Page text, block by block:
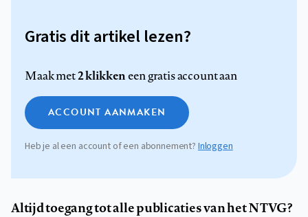
Gratis dit artikel lezen?
Maak met2 klikkeneen gratis account aan
ACCOUNT AANMAKEN
Heb je al een account of een abonnement? Inloggen
Altijd toegang tot alle publicaties van het NTVG?